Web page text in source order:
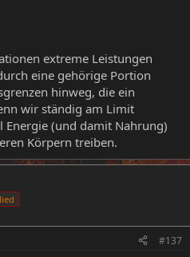
extreme Leistungen
eine gehörige Portion
hinweg, die ein
wir ständig am Limit
(und damit Nahrung)
Körpern treiben.
#137